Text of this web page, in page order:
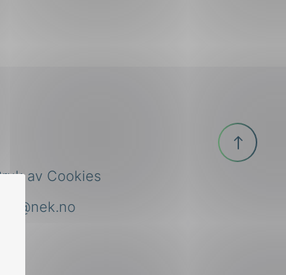
nek@nek.no
av Cookies
Til
toppen